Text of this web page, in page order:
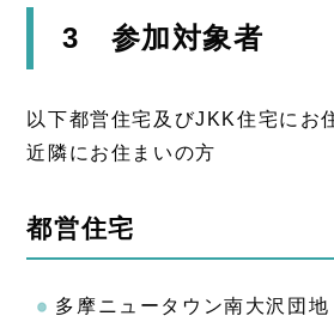
3 参加対象者
以下都営住宅及びJKK住宅にお
近隣にお住まいの方
都営住宅
多摩ニュータウン南大沢団